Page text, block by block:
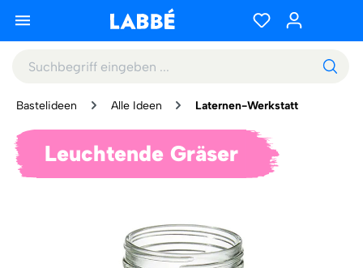
Bastelideen Alle Ideen Laternen-Werkstatt
Leuchtende Gräser